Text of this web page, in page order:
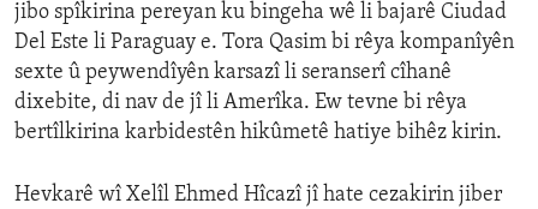
jibo spîkirina pereyan ku bingeha wê li bajarê Ciudad
Del Este li Paraguay e. Tora Qasim bi rêya kompanîyên
sexte û peywendîyên karsazî li seranserî cîhanê
dixebite, di nav de jî li Amerîka. Ew tevne bi rêya
bertîlkirina karbidestên hikûmetê hatiye bihêz kirin.
Hevkarê wî Xelîl Ehmed Hîcazî jî hate cezakirin jiber